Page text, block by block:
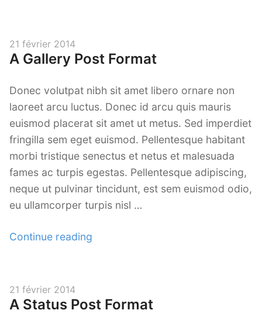
Posted
on
21 février 2014
A Gallery Post Format
Donec volutpat nibh sit amet libero ornare non
laoreet arcu luctus. Donec id arcu quis mauris
euismod placerat sit amet ut metus. Sed imperdiet
fringilla sem eget euismod. Pellentesque habitant
morbi tristique senectus et netus et malesuada
fames ac turpis egestas. Pellentesque adipiscing,
neque ut pulvinar tincidunt, est sem euismod odio,
eu ullamcorper turpis nisl …
Continue reading
Posted
on
21 février 2014
A Status Post Format